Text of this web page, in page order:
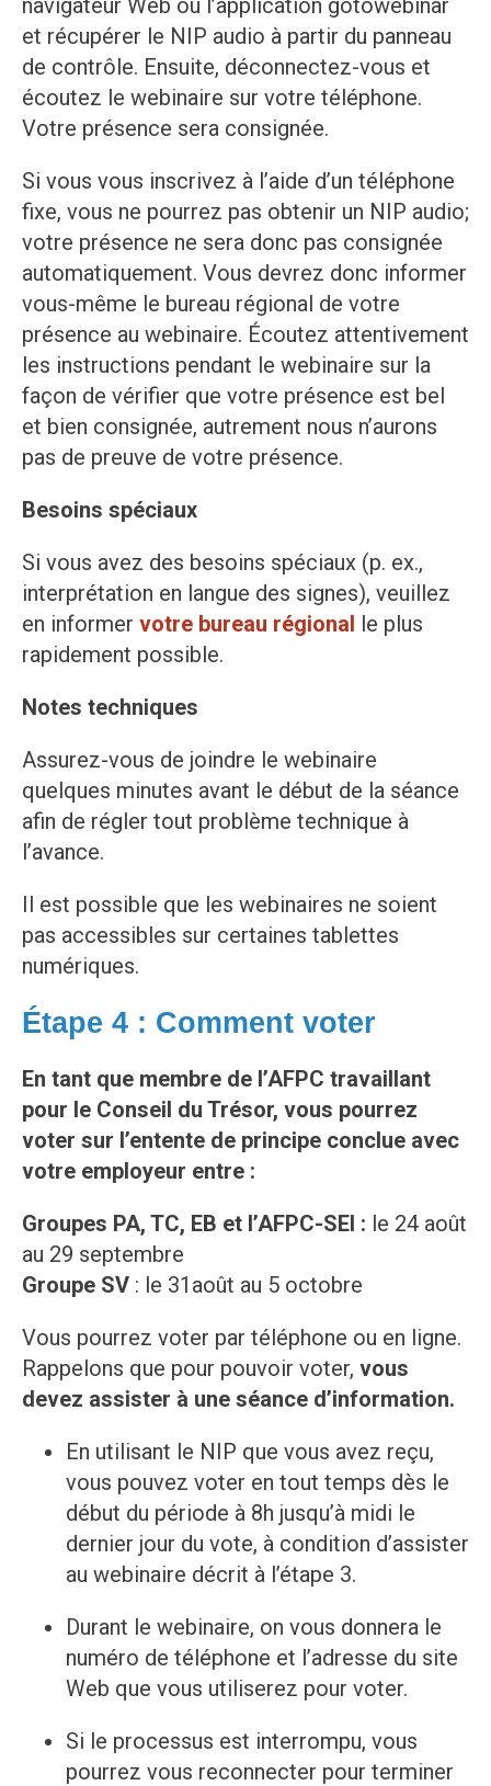
navigateur Web ou l’application gotowebinar
et récupérer le NIP audio à partir du panneau
de contrôle. Ensuite, déconnectez-vous et
écoutez le webinaire sur votre téléphone.
Votre présence sera consignée.
Si vous vous inscrivez à l’aide d’un téléphone
fixe, vous ne pourrez pas obtenir un NIP audio;
votre présence ne sera donc pas consignée
automatiquement. Vous devrez donc informer
vous-même le bureau régional de votre
présence au webinaire. Écoutez attentivement
les instructions pendant le webinaire sur la
façon de vérifier que votre présence est bel
et bien consignée, autrement nous n’aurons
pas de preuve de votre présence.
Besoins spéciaux
Si vous avez des besoins spéciaux (p. ex.,
interprétation en langue des signes), veuillez
en informer votre bureau régional le plus
rapidement possible.
Notes techniques
Assurez-vous de joindre le webinaire
quelques minutes avant le début de la séance
afin de régler tout problème technique à
l’avance.
Il est possible que les webinaires ne soient
pas accessibles sur certaines tablettes
numériques.
Étape 4 : Comment voter
En tant que membre de l’AFPC travaillant
pour le Conseil du Trésor, vous pourrez
voter sur l’entente de principe conclue avec
votre employeur entre :
Groupes PA, TC, EB et l’AFPC-SEI : le 24 août
au 29 septembre
Groupe SV : le 31août au 5 octobre
Vous pourrez voter par téléphone ou en ligne.
Rappelons que pour pouvoir voter, vous
devez assister à une séance d’information.
En utilisant le NIP que vous avez reçu,
vous pouvez voter en tout temps dès le
début du période à 8h jusqu’à midi le
dernier jour du vote, à condition d’assister
au webinaire décrit à l’étape 3.
Durant le webinaire, on vous donnera le
numéro de téléphone et l’adresse du site
Web que vous utiliserez pour voter.
Si le processus est interrompu, vous
pourrez vous reconnecter pour terminer